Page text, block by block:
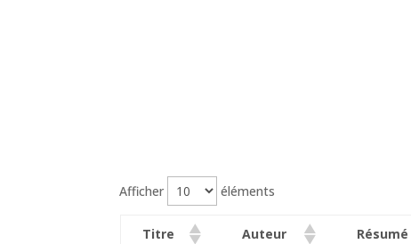
Afficher éléments
Titre Auteur Résumé